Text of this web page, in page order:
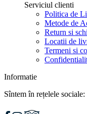
Serviciul clienti
Politica de
Metode de
Return si
Locatii de
Termeni si
Informatie
Sîntem în rețelele sociale: